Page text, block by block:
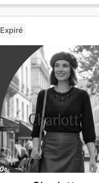
Expiré